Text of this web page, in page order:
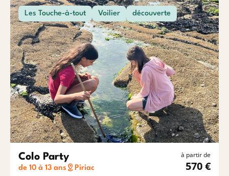
Les Touche-à-tout Voilier découverte
Colo Party
de 10 à 13 ans Piriac
à partir de
570 €